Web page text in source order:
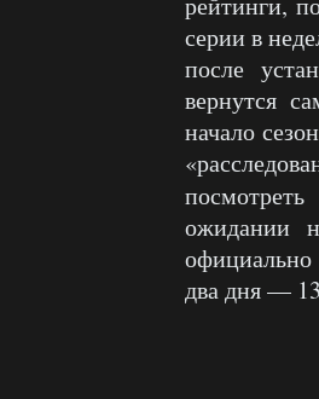
серии в
после
вернутся
начало
посмотреть
ожидании
два дня —